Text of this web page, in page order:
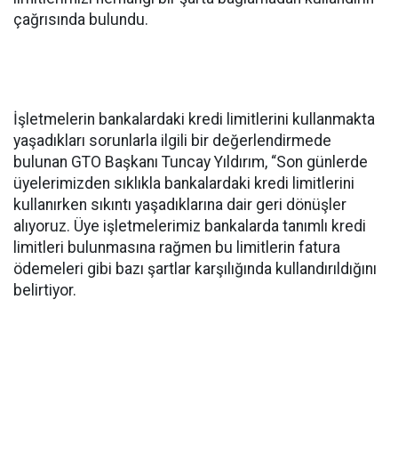
çağrısında bulundu.
İşletmelerin bankalardaki kredi limitlerini kullanmakta
yaşadıkları sorunlarla ilgili bir değerlendirmede
bulunan GTO Başkanı Tuncay Yıldırım, “Son günlerde
üyelerimizden sıklıkla bankalardaki kredi limitlerini
kullanırken sıkıntı yaşadıklarına dair geri dönüşler
alıyoruz. Üye işletmelerimiz bankalarda tanımlı kredi
limitleri bulunmasına rağmen bu limitlerin fatura
ödemeleri gibi bazı şartlar karşılığında kullandırıldığını
belirtiyor.